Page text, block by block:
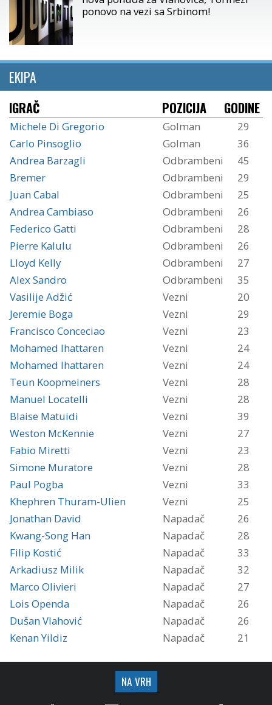
ponovo na vezi sa Srbinom!
EKIPA
IGRAČ POZICIJA GODINE
Michele Di Gregorio Golman
29
Carlo Pinsoglio
Golman
36
Andrea Barzagli
Odbrambeni
45
Bremer
Odbrambeni
29
Juan Cabal
Odbrambeni
25
Andrea Cambiaso
Odbrambeni
26
Federico Gatti
Odbrambeni
28
Pierre Kalulu
Odbrambeni
26
Lloyd Kelly
Odbrambeni
27
Alex Sandro
Odbrambeni
35
Vasilije Adžić
Vezni
20
Jeremie Boga
Vezni
29
Francisco Conceciao
Vezni
23
Mohamed Ihattaren
Vezni
24
Mohamed Ihattaren
Vezni
24
Teun Koopmeiners
Vezni
28
Manuel Locatelli
Vezni
28
Blaise Matuidi
Vezni
39
Weston McKennie
Vezni
27
Fabio Miretti
Vezni
23
Simone Muratore
Vezni
28
Paul Pogba
Vezni
33
Khephren Thuram-Ulien
Vezni
25
Jonathan David
Napadač
26
Kwang-Song Han
Napadač
28
Filip Kostić
Napadač
33
Arkadiusz Milik
Napadač
32
Marco Olivieri
Napadač
27
Lois Openda
Napadač
26
Dušan Vlahović
Napadač
26
Kenan Yildiz
Napadač 21
NA VRH